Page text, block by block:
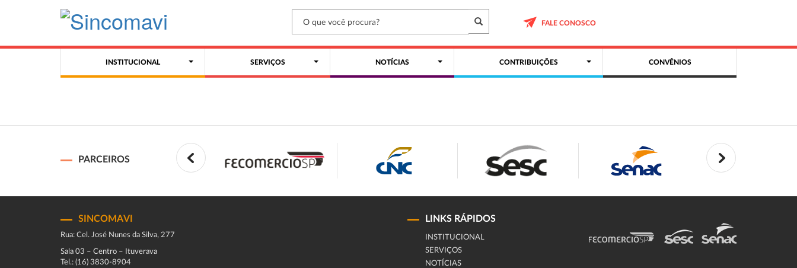
FALE CONOSCO
INSTITUCIONAL SERVIÇOS NOTÍCIAS CONTRIBUIÇÕES CONVÊNIOS
PARCEIROS
SINCOMAVI
Rua: Cel. José Nunes da Silva, 277
Sala 03 – Centro – Ituverava
Tel.: (16) 3830-8904
LINKS RÁPIDOS
INSTITUCIONAL
SERVIÇOS
NOTÍCIAS